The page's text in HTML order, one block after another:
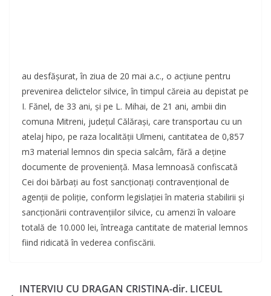
au desfăşurat, în ziua de 20 mai a.c., o acţiune pentru
prevenirea delictelor silvice, în timpul căreia au depistat pe
I. Fănel, de 33 ani, şi pe L. Mihai, de 21 ani, ambii din
comuna Mitreni, judeţul Călăraşi, care transportau cu un
atelaj hipo, pe raza localităţii Ulmeni, cantitatea de 0,857
m3 material lemnos din specia salcâm, fără a deţine
documente de provenienţă. Masa lemnoasă confiscată
Cei doi bărbaţi au fost sancţionaţi contravenţional de
agenţii de poliţie, conform legislaţiei în materia stabilirii şi
sancţionării contravenţiilor silvice, cu amenzi în valoare
totală de 10.000 lei, întreaga cantitate de material lemnos
fiind ridicată în vederea confiscării.
INTERVIU CU DRAGAN CRISTINA-dir. LICEUL